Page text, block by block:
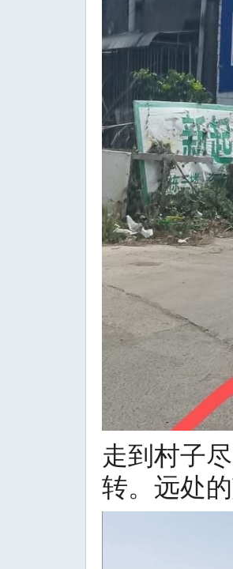
走到村子
转。远处